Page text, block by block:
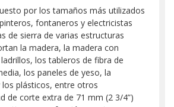
por los tamaños más utilizados
fontaneros y electricistas
de sierra de varias estructuras
la madera, la madera con
los tableros de fibra de
los paneles de yeso, la
los plásticos, entre otros
de corte extra de 71 mm (2 3/4”)